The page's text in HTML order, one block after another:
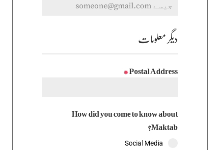
دیگر معلومات
Postal Address
*
How did you come to know about
Maktab?
Social Media